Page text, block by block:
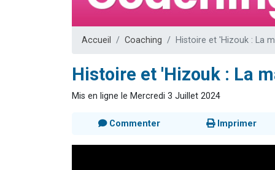
Il reste
12
3
2
2
Accueil Coaching Histoire et 'Hizouk : La
Histoire et 'Hizouk : La
Mis en ligne le Mercredi 3 Juillet 2024
Commenter Imprimer